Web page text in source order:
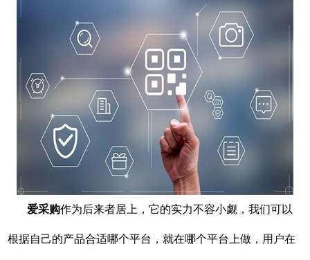
爱采购作为后来者居上，它的实力不容小觑，我们可以
根据自己的产品合适哪个平台，就在哪个平台上做， 用户在